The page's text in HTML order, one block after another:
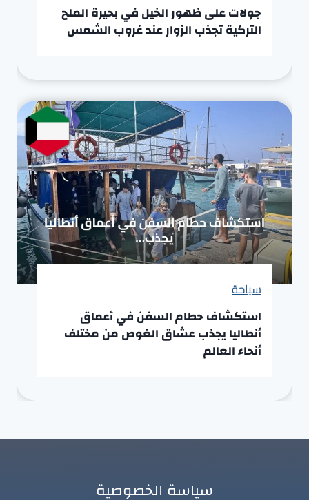
جولات على ظهور الخيل في بحيرة الملح
التركية تجذب الزوار عند غروب الشمس
سياحة
استكشاف حطام السفن في أعماق
أنطاليا يجذب عشاق الغوص من مختلف
أنحاء العالم
سياسة الخصوصية